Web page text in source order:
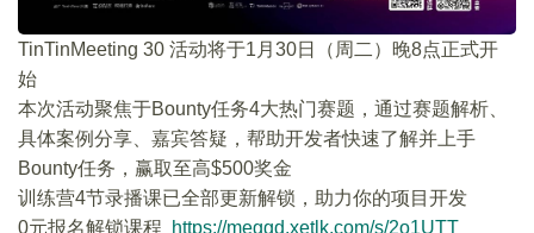
TinTinMeeting 30 活动将于1月30日（周二）晚8点正式开
始
本次活动聚焦于Bounty任务4大热门赛题，通过赛题解析、
具体案例分享、嘉宾答疑，帮助开发者快速了解并上手
Bounty任务，赢取至高$500奖金
训练营4节录播课已全部更新解锁，助力你的项目开发
0元报名解锁课程
https://meggd.xetlk.com/s/2o1UTT